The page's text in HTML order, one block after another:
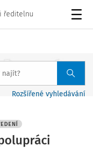
ředitelnu
Rozšířené vyhledávání